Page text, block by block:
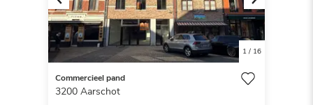
Previous Next
1/ 16
Commercieel pand
3200 Aarschot